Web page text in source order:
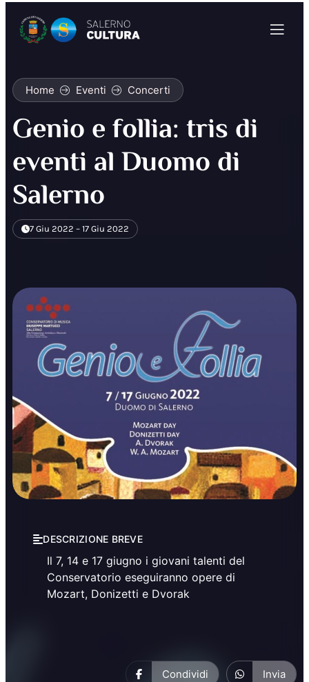
Home Eventi Concerti
Genio e follia: tris di
eventi al Duomo di
Salerno
7 Giu 2022 – 17 Giu 2022
DESCRIZIONE BREVE
Il 7, 14 e 17 giugno i giovani talenti del
Conservatorio eseguiranno opere di
Mozart, Donizetti e Dvorak
Condividi Invia